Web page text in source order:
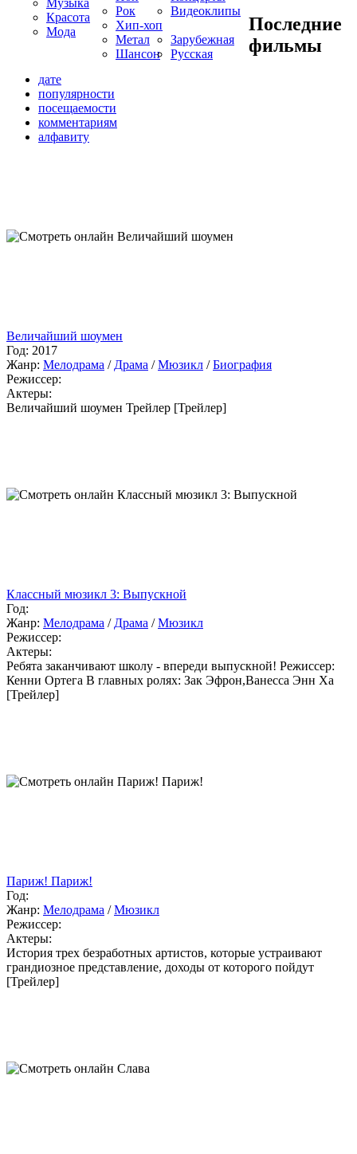
Музыка
Красота
Мода
Рок
Хип-хоп
Метал
Шансон
Видеоклипы
Зарубежная
Русская
Последние
фильмы
дате
популярности
посещаемости
комментариям
алфавиту
Величайший шоумен
Год: 2017
Жанр: Мелодрама / Драма /Мюзикл /Биография
Режиссер:
Актеры:
Величайший шоумен Трейлер [Трейлер]
Классный мюзикл 3: Выпускной
Год:
Жанр: Мелодрама / Драма /Мюзикл
Режиссер:
Актеры:
Ребята заканчивают школу - впереди выпускной! Режиссер:
Кенни Ортега В главных ролях: Зак Эфрон,Ванесса Энн Ха
[Трейлер]
Париж! Париж!
Год:
Жанр: Мелодрама /Мюзикл
Режиссер:
Актеры:
История трех безработных артистов, которые устраивают
грандиозное представление, доходы от которого пойдут
[Трейлер]